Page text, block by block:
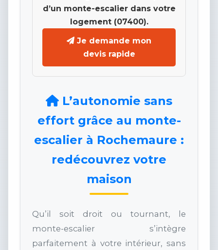
d’un monte-escalier dans votre
logement (07400).
Je demande mon
devis rapide
L’autonomie sans
effort grâce au monte-
escalier à Rochemaure :
redécouvrez votre
maison
Qu’il soit droit ou tournant, le
monte-escalier s’intègre
parfaitement à votre intérieur, sans